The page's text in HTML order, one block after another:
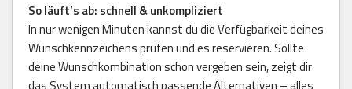
So läuft’s ab: schnell & unkompliziert
In nur wenigen Minuten kannst du die Verfügbarkeit deines
Wunschkennzeichens prüfen und es reservieren. Sollte
deine Wunschkombination schon vergeben sein, zeigt dir
das System automatisch passende Alternativen – alles